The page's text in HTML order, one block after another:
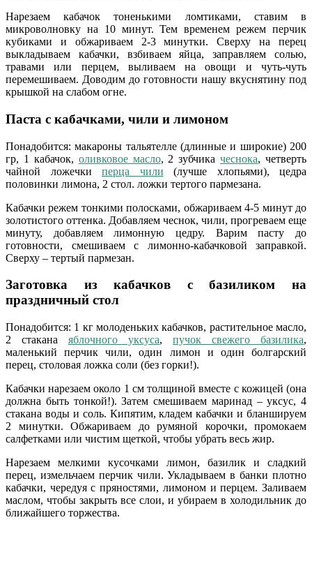
Нарезаем кабачок тоненькими ломтиками, ставим в
микроволновку на 10 минут. Тем временем режем перчик
кубиками и обжариваем 2-3 минутки. Сверху на перец
выкладываем кабачки, взбиваем яйца, заправляем солью,
травами или перцем, выливаем на овощи и чуть-чуть
перемешиваем. Доводим до готовности нашу вкуснятину под
крышкой на слабом огне.
Паста с кабачками, чили и лимоном
Понадобится: макароны тальятелле (длинные и широкие) 200
гр, 1 кабачок, оливковое масло, 2 зубчикачеснока, четверть
чайной ложечки перца чили (лучше хлопьями), цедра
половинки лимона, 2 стол. ложки тертого пармезана.
Кабачки режем тонкими полосками, обжариваем 4-5 минут до
золотистого оттенка. Добавляем чеснок, чили, прогреваем еще
минуту, добавляем лимонную цедру. Варим пасту до
готовности, смешиваем с лимонно-кабачковой заправкой.
Сверху – тертый пармезан.
Заготовка из кабачков с базиликом на
праздничный стол
Понадобится: 1 кг молоденьких кабачков, растительное масло,
2 стакана яблочного уксуса, пучок свежего базилика,
маленький перчик чили, один лимон и один болгарский
перец, столовая ложка соли (без горки!).
Кабачки нарезаем около 1 см толщиной вместе с кожицей (она
должна быть тонкой!). Затем смешиваем маринад – уксус, 4
стакана воды и соль. Кипятим, кладем кабачки и бланшируем
2 минутки. Обжариваем до румяной корочки, промокаем
салфетками или чистим щеткой, чтобы убрать весь жир.
Нарезаем мелкими кусочками лимон, базилик и сладкий
перец, измельчаем перчик чили. Укладываем в банки плотно
кабачки, чередуя с пряностями, лимоном и перцем. Заливаем
маслом, чтобы закрыть все слои, и убираем в холодильник до
ближайшего торжества.